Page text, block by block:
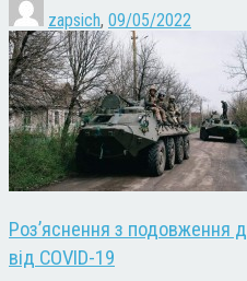
zapsich, 09/05/2022
Роз’яснення з подовження
від COVID-19